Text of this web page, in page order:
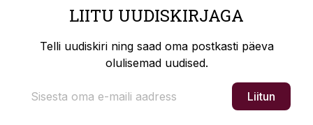
LIITU UUDISKIRJAGA
Telli uudiskiri ning saad oma postkasti päeva
olulisemad uudised.
Liitun